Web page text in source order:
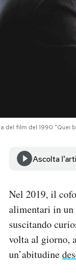
del film del 1990 “Quei
Ascolta
Nel 2019, il
alimentari in un
suscitando
volta al giorno,
un’abitudine